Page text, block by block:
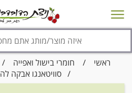
מבצעים סניפים צור
ראשי / חומרי בישול ואפייה /
/ סוויטאנגו אבקה